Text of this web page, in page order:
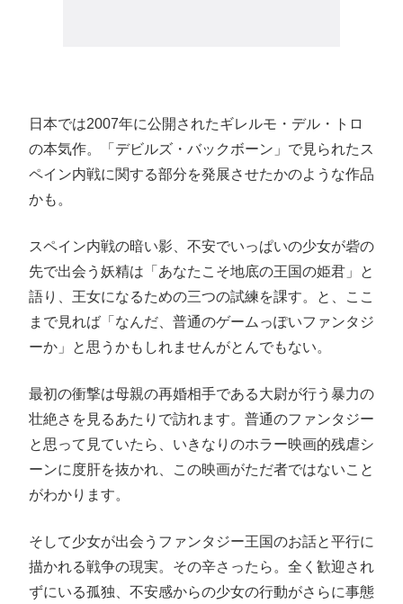
日本では2007年に公開されたギレルモ・デル・トロ
の本気作。「デビルズ・バックボーン」で見られたス
ペイン内戦に関する部分を発展させたかのような作品
かも。
スペイン内戦の暗い影、不安でいっぱいの少女が砦の
先で出会う妖精は「あなたこそ地底の王国の姫君」と
語り、王女になるための三つの試練を課す。と、ここ
まで見れば「なんだ、普通のゲームっぽいファンタジ
ーか」と思うかもしれませんがとんでもない。
最初の衝撃は母親の再婚相手である大尉が行う暴力の
壮絶さを見るあたりで訪れます。普通のファンタジー
と思って見ていたら、いきなりのホラー映画的残虐シ
ーンに度肝を抜かれ、この映画がただ者ではないこと
がわかります。
そして少女が出会うファンタジー王国のお話と平行に
描かれる戦争の現実。その辛さったら。全く歓迎され
ずにいる孤独、不安感からの少女の行動がさらに事態